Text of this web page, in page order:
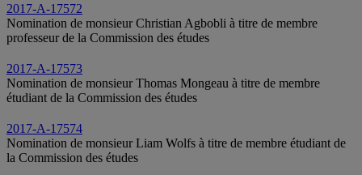
2017-A-17572
Nomination de monsieur Christian Agbobli à titre de membre
professeur de la Commission des études
2017-A-17573
Nomination de monsieur Thomas Mongeau à titre de membre
étudiant de la Commission des études
2017-A-17574
Nomination de monsieur Liam Wolfs à titre de membre étudiant de
la Commission des études